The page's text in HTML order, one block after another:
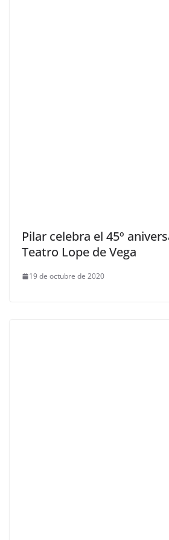
Pilar celebra el 45º
Teatro Lope de Vega
19 de octubre de 2020